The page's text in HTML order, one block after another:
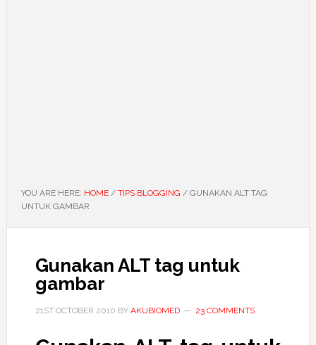
YOU ARE HERE: HOME / TIPS BLOGGING /GUNAKAN ALT TAG
UNTUK GAMBAR
Gunakan ALT tag untuk
gambar
21ST OCTOBER 2010 BY AKUBIOMED 23 COMMENTS